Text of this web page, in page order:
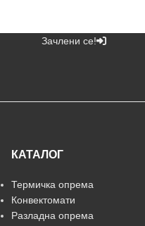
Зачлени се!
КАТАЛОГ
Термичка опрема
Конвектомати
Разладна опрема